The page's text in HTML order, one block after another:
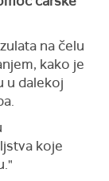
na čelu
kako je
u dalekoj
koje